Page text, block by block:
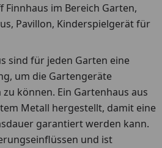
Finnhaus im Bereich Garten,
Pavillon, Kinderspielgerät für
sind für jeden Garten eine
um die Gartengeräte
können. Ein Gartenhaus aus
Metall hergestellt, damit eine
garantiert werden kann.
und ist